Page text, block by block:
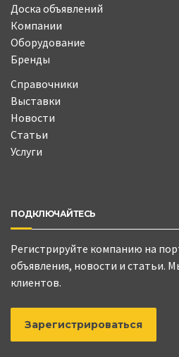
Доска объявлений
Компании
Оборудование
Бренды
Справочники
Выставки
Новости
Статьи
Услуги
ПОДКЛЮЧАЙТЕСЬ
Регистрируйте компанию на
объявления, новости и статьи.
клиентов.
Зарегистрироваться